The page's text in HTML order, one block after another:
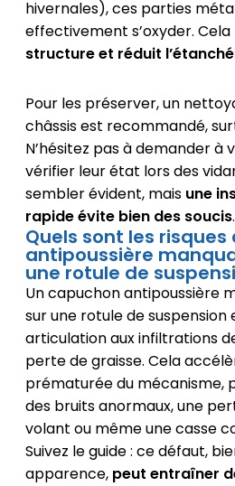
hivernales), ces parties
effectivement s’oxyder. Cela
structure et réduit
Pour les préserver, un
châssis est recommandé,
N’hésitez pas à demander
vérifier leur état lors des
sembler évident, mais une
rapide évite bien des soucis.
Quels sont les
antipoussière
une rotule de
Un capuchon antipoussière
sur une rotule de
articulation aux infiltrations
perte de graisse. Cela
prématurée du mécanisme,
des bruits anormaux, une
volant ou même une casse
Suivez le guide : ce défaut,
apparence, peut entraîner